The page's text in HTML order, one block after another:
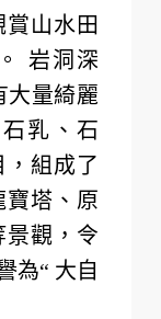
山水田
岩洞深
大量綺麗
乳、石
組成了
塔、原
景觀，令
為“ 大自